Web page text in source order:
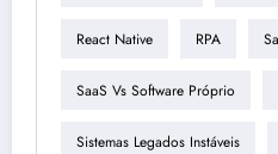
React Native RPA
SaaS Vs Software Próprio
Sistemas Legados Instáveis